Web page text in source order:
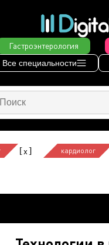
Гастроэнтерология
Все специальности
[x] кардиолог